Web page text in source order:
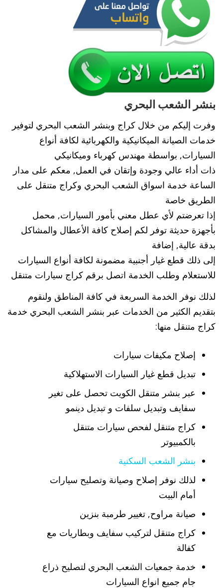
بنشر الشعب البحري
وفرت إليكم من خلال كراج وبنشر الشعب البحري لتوفير
خدمات الصيانة الميكانيكية والكهربائية لكافة أنواع
السيارات, بواسطة مهندس كهرباء وميكانيكي
ذات أداء عالي وجودة وإتقان في العمل, معكم على مدار
الساعة خدمة اسواق الشعب البحري وكراج متنقل على
الطريق خاصة
إذا تعرضتم لأي عطل معني بأمور السيارات, محمل
بأجهزة حديثة توفر لكم إصلاح كافة الأعطال والمشاكل
بدقة عالية, إضافة
إلى ذلك قطع غيار أجنبية مضمونة لكافة أنواع السيارات
للاستعلام وطلب الخدمة اتصل برقم كراج سيارات متنقل
لذلك نوفر الخدمة السريعة في كافة المناطق ولنقوم
بتقديم الكثير من الخدمات عبر بنشر الشعب البحري خدمة
كراج متنقل منها:
إصلاح مكيفات سيارات
تبديل قطع غيار السيارات الاستهلاكية
عبر بنشر متنقل الكويت تحصل على تغير
سفايف وتبديل سلفات و تبديل دينمو
كراج متنقل لفحص سيارات متنقل
بالكمبيوتر
بنشر الشعب السكنية
لذلك نوفر إصلاح وصيانة وتصليح سيارات
أمام البيت
صيانة مراوح, تغيير طرمبة بنزين
كراج متنقل لتركيب سفايف وبطاريات مع
كفالة
خدمة جمعيات الشعب البحري لتصليح ذراع
جام جميع انواع السيارات